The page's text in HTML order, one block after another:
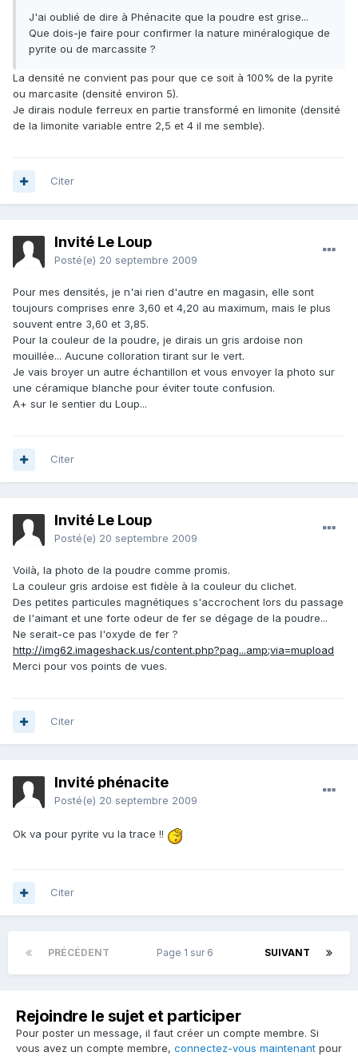
J'ai oublié de dire à Phénacite que la poudre est grise...
Que dois-je faire pour confirmer la nature minéralogique de
pyrite ou de marcassite ?
La densité ne convient pas pour que ce soit à 100% de la pyrite
ou marcasite (densité environ 5).
Je dirais nodule ferreux en partie transformé en limonite (densité
de la limonite variable entre 2,5 et 4 il me semble).
Citer
Invité Le Loup
Posté(e) 20 septembre 2009
Pour mes densités, je n'ai rien d'autre en magasin, elle sont
toujours comprises enre 3,60 et 4,20 au maximum, mais le plus
souvent entre 3,60 et 3,85.
Pour la couleur de la poudre, je dirais un gris ardoise non
mouillée... Aucune colloration tirant sur le vert.
Je vais broyer un autre échantillon et vous envoyer la photo sur
une céramique blanche pour éviter toute confusion.
A+ sur le sentier du Loup...
Citer
Invité Le Loup
Posté(e) 20 septembre 2009
Voilà, la photo de la poudre comme promis.
La couleur gris ardoise est fidèle à la couleur du clichet.
Des petites particules magnétiques s'accrochent lors du passage
de l'aimant et une forte odeur de fer se dégage de la poudre...
Ne serait-ce pas l'oxyde de fer ?
http://img62.imageshack.us/content.php?pag...amp;via=mupload
Merci pour vos points de vues.
Citer
Invité phénacite
Posté(e) 20 septembre 2009
Ok va pour pyrite vu la trace !!
Citer
PRÉCÉDENT SUIVANT
Page 1 sur 6
Rejoindre le sujet et participer
Pour poster un message, il faut créer un compte membre. Si
vous avez un compte membre, connectez-vous maintenant pour